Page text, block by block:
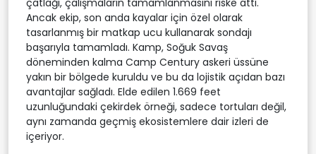
Ancak ekip, son anda kayalar için özel olarak
tasarlanmış bir matkap ucu kullanarak sondajı
başarıyla tamamladı. Kamp, Soğuk Savaş
döneminden kalma Camp Century askeri üssüne
yakın bir bölgede kuruldu ve bu da lojistik açıdan bazı
avantajlar sağladı. Elde edilen 1.669 feet
uzunluğundaki çekirdek örneği, sadece tortuları değil,
aynı zamanda geçmiş ekosistemlere dair izleri de
içeriyor.